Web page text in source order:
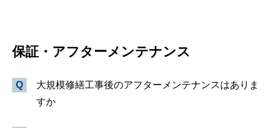
保証・アフターメンテナンス
大規模修繕工事後のアフターメンテナンスはありま
すか